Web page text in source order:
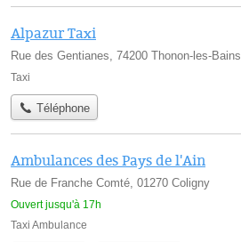
Alpazur Taxi
Rue des Gentianes, 74200 Thonon-les-Bains
Taxi
Téléphone
Ambulances des Pays de l'Ain
Rue de Franche Comté, 01270 Coligny
Ouvert jusqu'à 17h
Taxi Ambulance